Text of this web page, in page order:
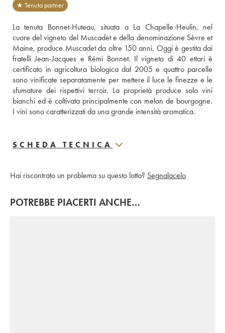
★ Tenuta partner
La tenuta Bonnet-Huteau, situata a La Chapelle-Heulin, nel
cuore del vigneto del Muscadet e della denominazione Sèvre et
Maine, produce Muscadet da oltre 150 anni. Oggi è gestita dai
fratelli Jean-Jacques e Rémi Bonnet. Il vigneto di 40 ettari è
certificato in agricoltura biologica dal 2005 e quattro parcelle
sono vinificate separatamente per mettere il luce le finezze e le
sfumature dei rispettivi terroir. La proprietà produce solo vini
bianchi ed è coltivata principalmente con melon de bourgogne.
I vini sono caratterizzati da una grande intensità aromatica.
SCHEDA TECNICA
Hai riscontrato un problema su questo lotto? Segnalacelo
POTREBBE PIACERTI ANCHE…